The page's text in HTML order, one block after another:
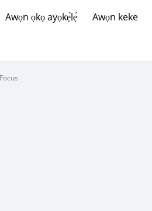
Awọn ọkọ ayọkẹ́lẹ́ Awọn keke